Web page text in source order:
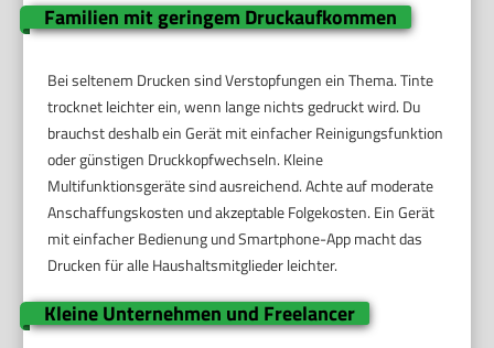
Familien mit geringem Druckaufkommen
Bei seltenem Drucken sind Verstopfungen ein Thema. Tinte
trocknet leichter ein, wenn lange nichts gedruckt wird. Du
brauchst deshalb ein Gerät mit einfacher Reinigungsfunktion
oder günstigen Druckkopfwechseln. Kleine
Multifunktionsgeräte sind ausreichend. Achte auf moderate
Anschaffungskosten und akzeptable Folgekosten. Ein Gerät
mit einfacher Bedienung und Smartphone-App macht das
Drucken für alle Haushaltsmitglieder leichter.
Kleine Unternehmen und Freelancer